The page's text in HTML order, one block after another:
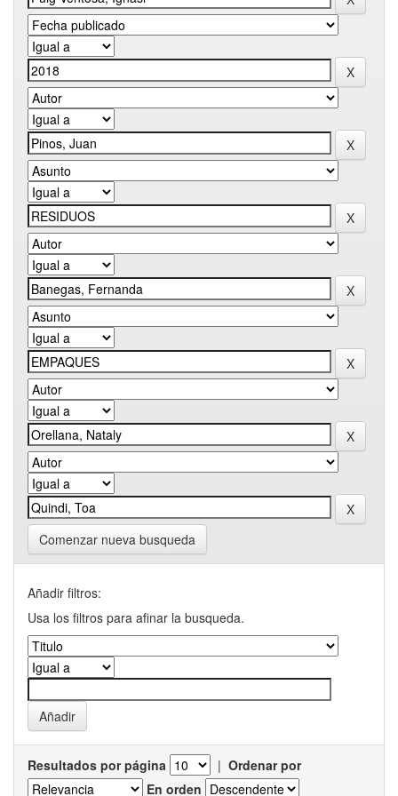
Comenzar nueva busqueda
Añadir filtros:
Usa los filtros para afinar la busqueda.
Resultados por página | Ordenar por
En orden